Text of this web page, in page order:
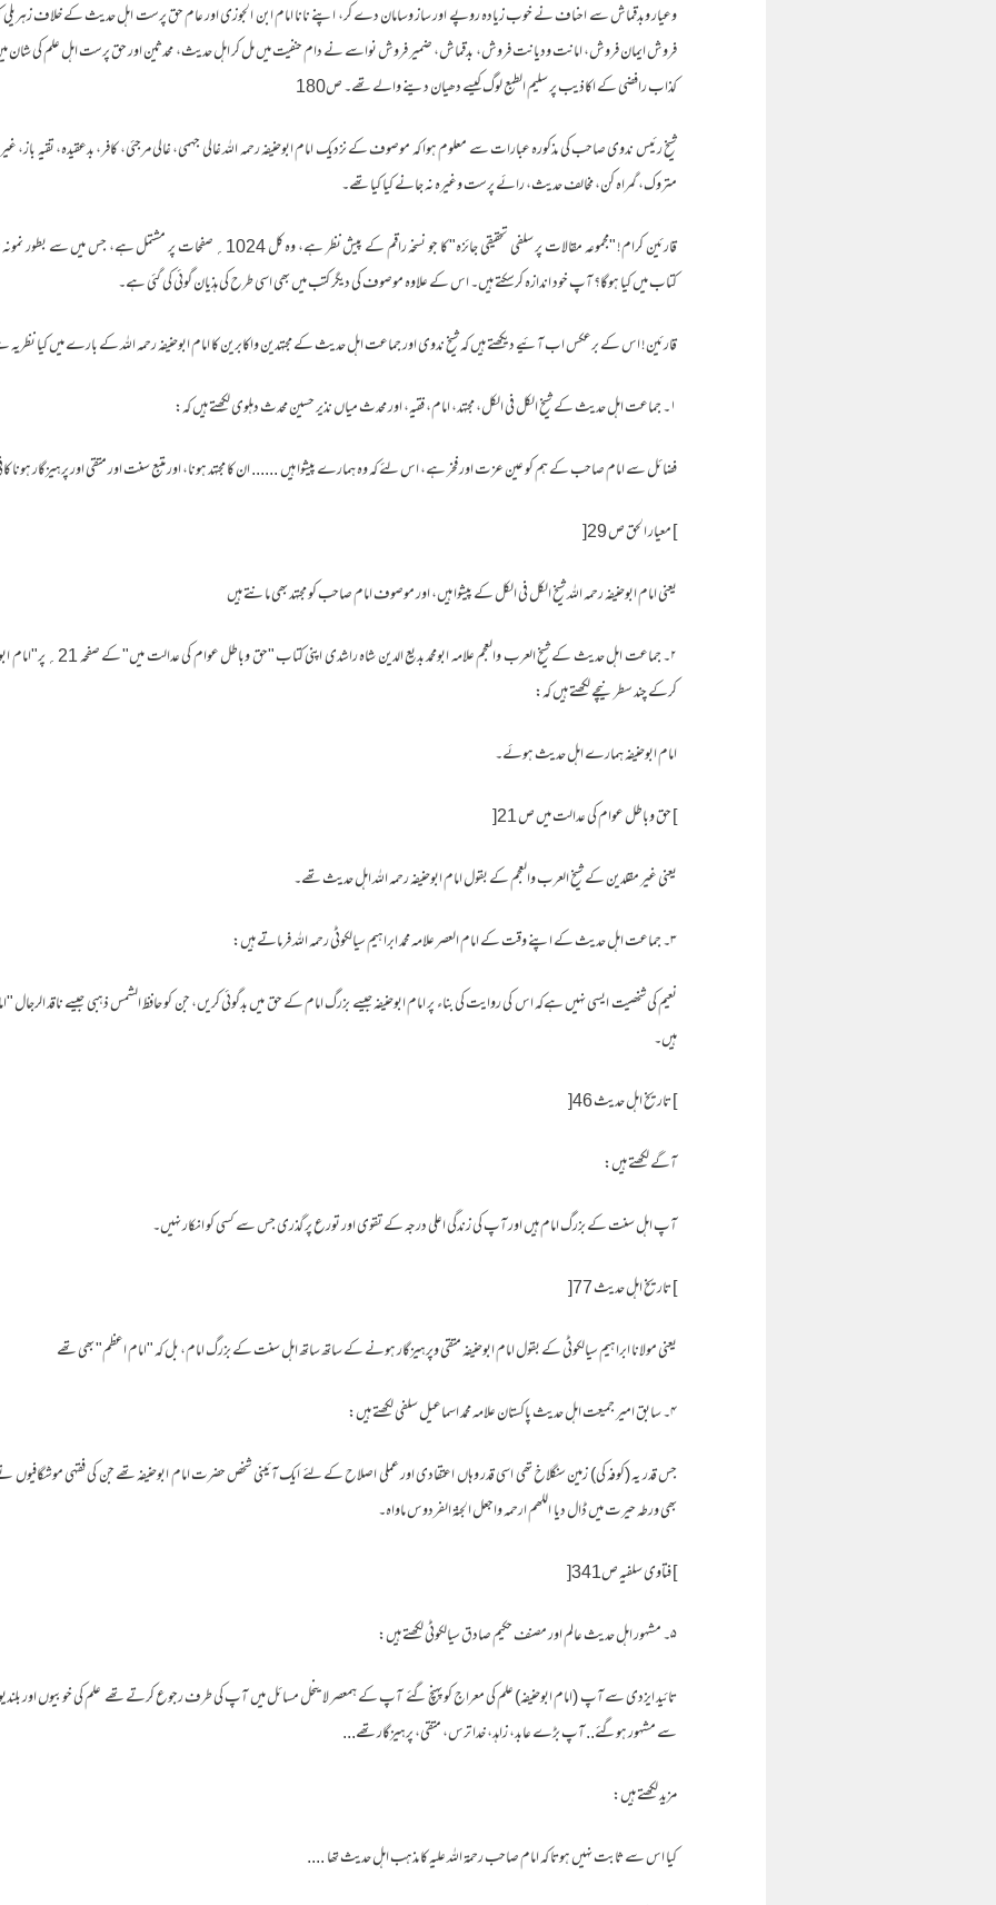
وعیار وبدقماش سے احناف نے خوب زیادہ روپے اور ساز وسامان دے کر، اپنے نانا امام ابن الجوزی اور عام حق پرست اہل حدیث کے خلاف زہریلی
فروش ایمان فروش، امانت ودیانت فروش، بدقماش، ضمیر فروش نواسے نے دام حنفیت میں مل کر اہل حدیث، محدثین اور حق پرست اہل علم کی شان
کذاب رافضی کے اکاذیب پر سلیم الطبع لوگ کیسے دھیان دینے والے تھے۔ ص180
شیخ رئیس ندوی صاحب کی مذکورہ عبارات سے معلوم ہوا کہ موصوف کے نزدیک امام ابوحنیفہ رحمہ اللہ غالی جہمی، غالی مرجئی، کافر، بدعقیدہ، تقیہ باز،
متروک، گمراہ کن، مخالف حدیث، رائے پرست وغیرہ نہ جانے کیا کیا تھے۔
قارئین کرام! "مجموعہ مقالات پر سلفی تحقیقی جائزہ" کا جو نسخہ راقم کے پیش نظر ہے، وہ کل
کتاب میں کیا ہوگا؟ آپ خود اندازہ کرسکتے ہیں۔ اس کے علاوہ موصوف کی دیگر کتب میں بھی اسی طرح کی ہذیان گوئی کی گئی ہے۔
قارئین! اس کے برعکس اب آئیے دیکھتے ہیں کہ شیخ ندوی اور جماعت اہل حدیث کے مجتہدین واکابرین کا امام ابوحنیفہ رحمہ اللہ کے بارے میں کیا
۱۔ جماعت اہل حدیث کے شیخ الکل فی الکل، مجتہد، امام، فقیہ، اور محدث میاں نذیر حسین محدث دہلوی لکھتے ہیں کہ:
فضائل سے امام صاحب کے ہم کو عین عزت اور فخر ہے، اس لئے کہ وہ ہمارے پیشوا ہیں ـ ...... ان کا مجتہد ہونا، اور متبع سنت اور متقی اور پرہیزگار
] معیار الحق ص 29[
یعنی امام ابوحنیفہ رحمہ اللہ شیخ الکل فی الکل کے پیشوا ہیں، اور موصوف امام صاحب کو مجتہد بھی مانتے ہیں ـ
۲۔ جماعت اہل حدیث کے شیخ العرب
کرکے چند سطر نیچے لکھتے ہیں کہ:
امام ابوحنیفہ ہمارے اہل حدیث ہوئے۔
] حق وباطل عوام کی عدالت میں ص 21[
یعنی غیر مقلدین کے شیخ العرب والعجم کے بقول امام ابوحنیفہ رحمہ اللہ اہل حدیث تھے۔
۳۔ جماعت اہل حدیث کے اپنے وقت کے امام العصر علامہ محمد ابراہیم سیالکوٹی رحمہ اللہ فرماتے ہیں:
نعیم کی شخصیت ایسی نہیں ہےکہ اس کی روایت کی بناء پر امام ابوحنیفہ جیسے بزرگ امام کے حق میں بدگوئی کریں، جن کو حافظ الشمس ذہبی جیسے ناقد
ہیں۔
] تاریخ اہل حدیث 46[
آگے لکھتے ہیں:
آپ اہل سنت کے بزرگ امام ہیں اور آپ کی زندگی اعلی درجہ کے تقوی اور تورع پر گذری جس سے کسی کو انکار نہیں۔
] تاریخ اہل حدیث 77[
یعنی مولانا ابراہیم سیالکوٹی کے بقول امام ابوحنیفہ متقی وپرہیزگار ہونے کے ساتھ ساتھ اہل سنت کے بزرگ امام، بل کہ "امام اعظم" بھی تھے ـ
۴۔ سابق امیر جمیعت اہل حدیث پاکستان علامہ محمد اسماعیل سلفی لکھتے ہیں:
جس قدر یہ (کوفہ کی) زمین سنگلاخ تھی اسی قدر وہاں اعتقادی اور عملی اصلاح کے لئے ایک آئینی شخص حضرت امام ابوحنیفہ تھے جن کی فقہی
بھی ورطہ حیرت میں ڈال دیا ـ اللھم ارحمہ واجعل الجنة الفردوس ماواہ۔
] فتاوی سلفیہ ص341[
۵۔ مشہور اہل حدیث عالم اور مصنف حکیم صادق سیالکوٹی لکھتے ہیں:
تائید ایزدی سے آپ (امام ابوحنیفہ) علم کی معراج کو پہنچ گئے ـ آپ کے ہمعصر لاینحل مسائل میں آپ کی طرف رجوع کرتے تھے ـ علم کی خوبیوں
سے مشہور ہوگئے.. آپ بڑے عابد، زاہد، خدا ترس، متقی، پرہیزگار تھے...
مزید لکھتے ہیں:
کیا اس سے ثابت نہیں ہوتا کہ امام صاحب رحمة اللہ علیہ کا مذہب اہل حدیث تھا ـ ....